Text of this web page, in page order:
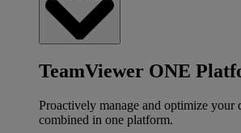
TeamViewer ONE
Proactively manage and optimize your
combined in one platform.